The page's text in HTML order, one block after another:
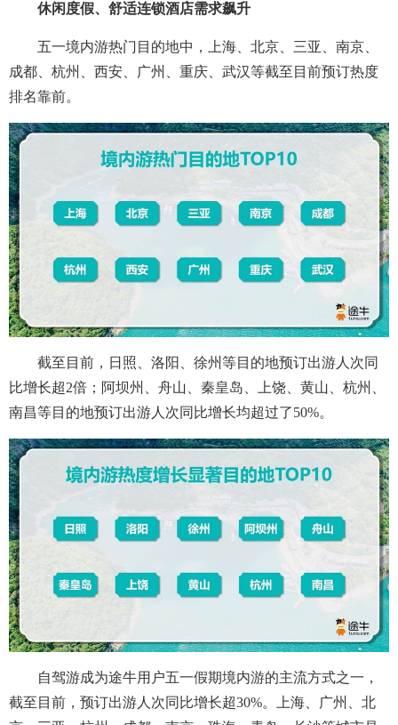
休闲度假、舒适连锁酒店需求飙升
五一境内游热门目的地中，上海、北京、三亚、南京、
成都、杭州、西安、广州、重庆、武汉等截至目前预订热度
排名靠前。
截至目前，日照、洛阳、徐州等目的地预订出游人次同
比增长超2倍；阿坝州、舟山、秦皇岛、上饶、黄山、杭州、
南昌等目的地预订出游人次同比增长均超过了50%。
自驾游成为途牛用户五一假期境内游的主流方式之一，
截至目前，预订出游人次同比增长超30%。上海、广州、北